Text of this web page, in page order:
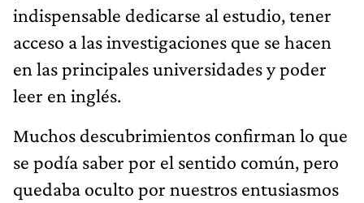
indispensable dedicarse al estudio, tener
acceso a las investigaciones que se hacen
en las principales universidades y poder
leer en inglés.
Muchos descubrimientos confirman lo que
se podía saber por el sentido común, pero
quedaba oculto por nuestros entusiasmos